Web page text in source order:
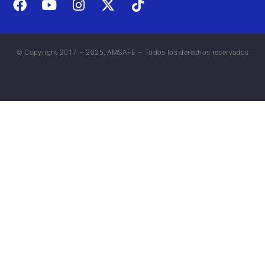
© Copyright 2017 – 2025, AMSAFE – Todos los derechos reservados